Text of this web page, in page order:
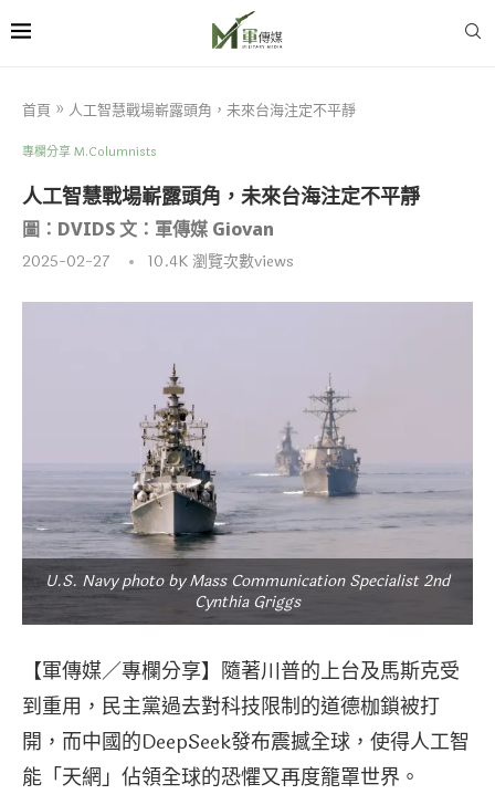
首頁 » 人工智慧戰場嶄露頭角，未來台海注定不平靜
專欄分享 M.Columnists
人工智慧戰場嶄露頭角，未來台海注定不平靜
圖：DVIDS 文：軍傳媒 Giovan
2025-02-27 10.4K瀏覽次數views
U.S. Navy photo by Mass Communication Specialist 2nd
Cynthia Griggs
【軍傳媒／專欄分享】隨著川普的上台及馬斯克受
到重用，民主黨過去對科技限制的道德枷鎖被打
開，而中國的DeepSeek發布震撼全球，使得人工智
能「天網」佔領全球的恐懼又再度籠罩世界。